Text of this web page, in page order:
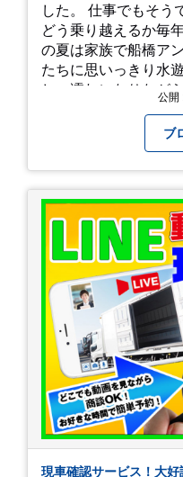
した。 仕事でもそう
どう乗り越えるか毎年
の夏は家族で船橋ア
たちに思いっきり水
しょ濡れになりながら
みようと思います。
公開
ブ
現車確認サービス！大好